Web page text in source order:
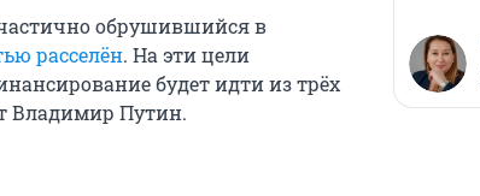
обрушившийся в
расселён. На эти цели
будет идти из трёх
Владимир Путин.